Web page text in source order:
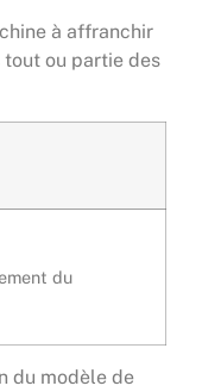
à affranchir
ou partie des
du
du modèle de